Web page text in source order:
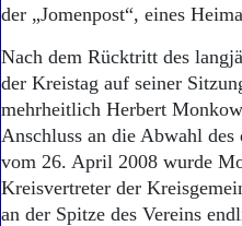
der „Jomenpost“, eines
Nach dem Rücktritt des
der Kreistag auf seiner
mehrheitlich Herbert
Anschluss an die Abwahl
vom 26. April 2008 wurde
Kreisvertreter der
an der Spitze des Vereins